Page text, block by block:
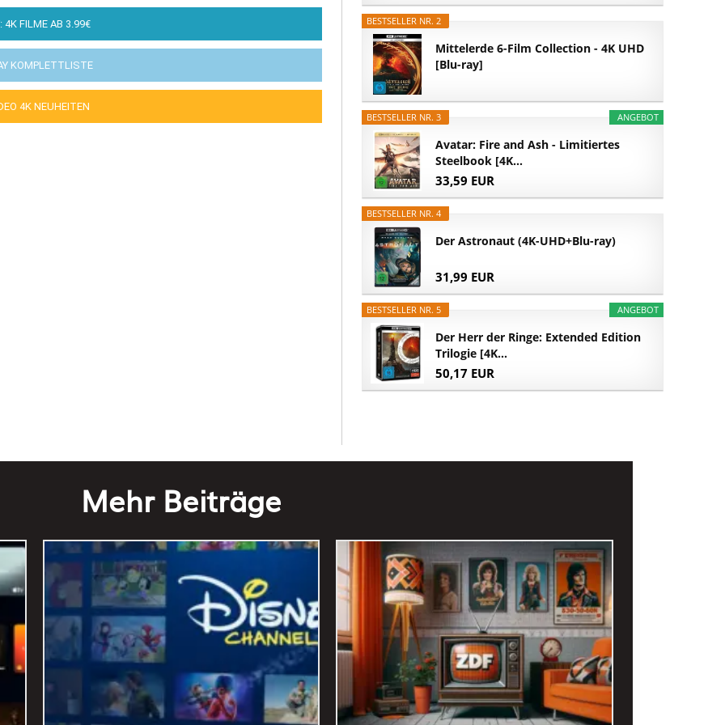
4K FILME AB 3.99€
KOMPLETTLISTE
4K NEUHEITEN
BESTSELLER NR. 2
Mittelerde 6-Film Collection - 4K UHD
[Blu-ray]
ANGEBOT
BESTSELLER NR. 3
Avatar: Fire and Ash - Limitiertes
Steelbook [4K...
33,59 EUR
BESTSELLER NR. 4
Der Astronaut (4K-UHD+Blu-ray)
31,99 EUR
ANGEBOT
BESTSELLER NR. 5
Der Herr der Ringe: Extended Edition
Trilogie [4K...
50,17 EUR
Mehr Beiträge